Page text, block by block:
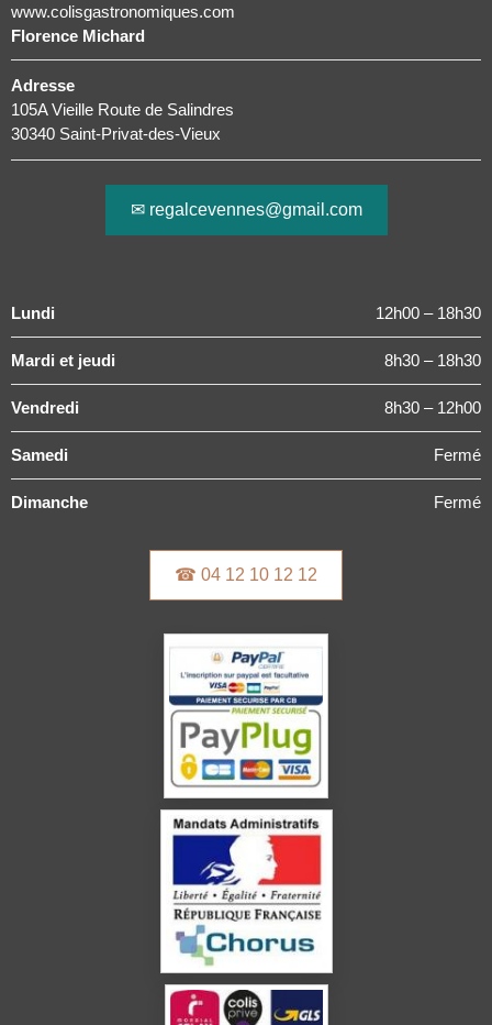
www.colisgastronomiques.com
Florence Michard
Adresse
105A Vieille Route de Salindres
30340 Saint-Privat-des-Vieux
✉ regalcevennes@gmail.com
Lundi 12h00 – 18h30
Mardi et jeudi 8h30 – 18h30
Vendredi 8h30 – 12h00
Samedi Fermé
Dimanche Fermé
☎ 04 12 10 12 12